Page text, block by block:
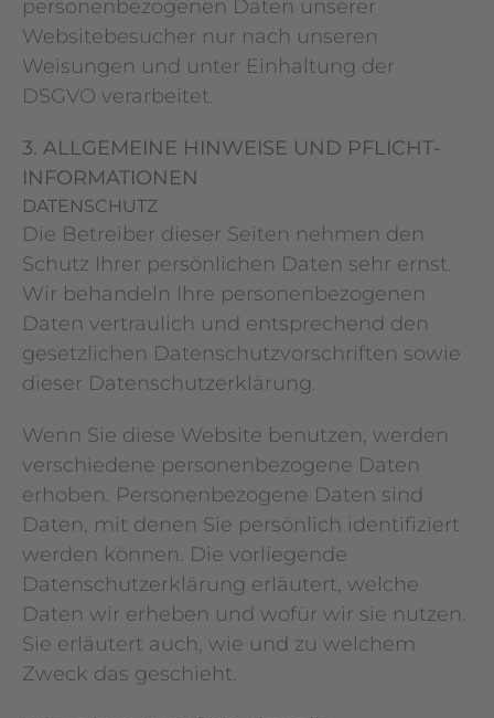
personenbezogenen Daten unserer
Websitebesucher nur nach unseren
Weisungen und unter Einhaltung der
DSGVO verarbeitet.
3. ALLGEMEINE HINWEISE UND PFLICHT­
INFORMATIONEN
DATENSCHUTZ
Die Betreiber dieser Seiten nehmen den
Schutz Ihrer persönlichen Daten sehr ernst.
Wir behandeln Ihre personenbezogenen
Daten vertraulich und entsprechend den
gesetzlichen Datenschutzvorschriften sowie
dieser Datenschutzerklärung.
Wenn Sie diese Website benutzen, werden
verschiedene personenbezogene Daten
erhoben. Personenbezogene Daten sind
Daten, mit denen Sie persönlich identifiziert
werden können. Die vorliegende
Datenschutzerklärung erläutert, welche
Daten wir erheben und wofür wir sie nutzen.
Sie erläutert auch, wie und zu welchem
Zweck das geschieht.